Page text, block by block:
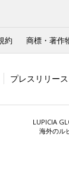
約 商標・著作
プレスリリース
LUPICIA
海外のル